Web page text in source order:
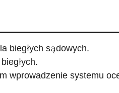
biegłych sądowych.
wprowadzenie systemu